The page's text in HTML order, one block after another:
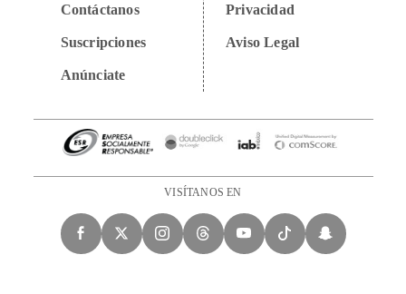
Contáctanos
Suscripciones
Anúnciate
Privacidad
Aviso Legal
VISÍTANOS EN